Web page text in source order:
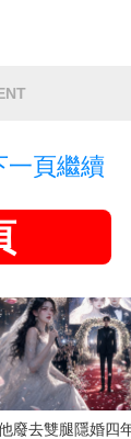
一頁繼續
廢去雙腿隱婚四